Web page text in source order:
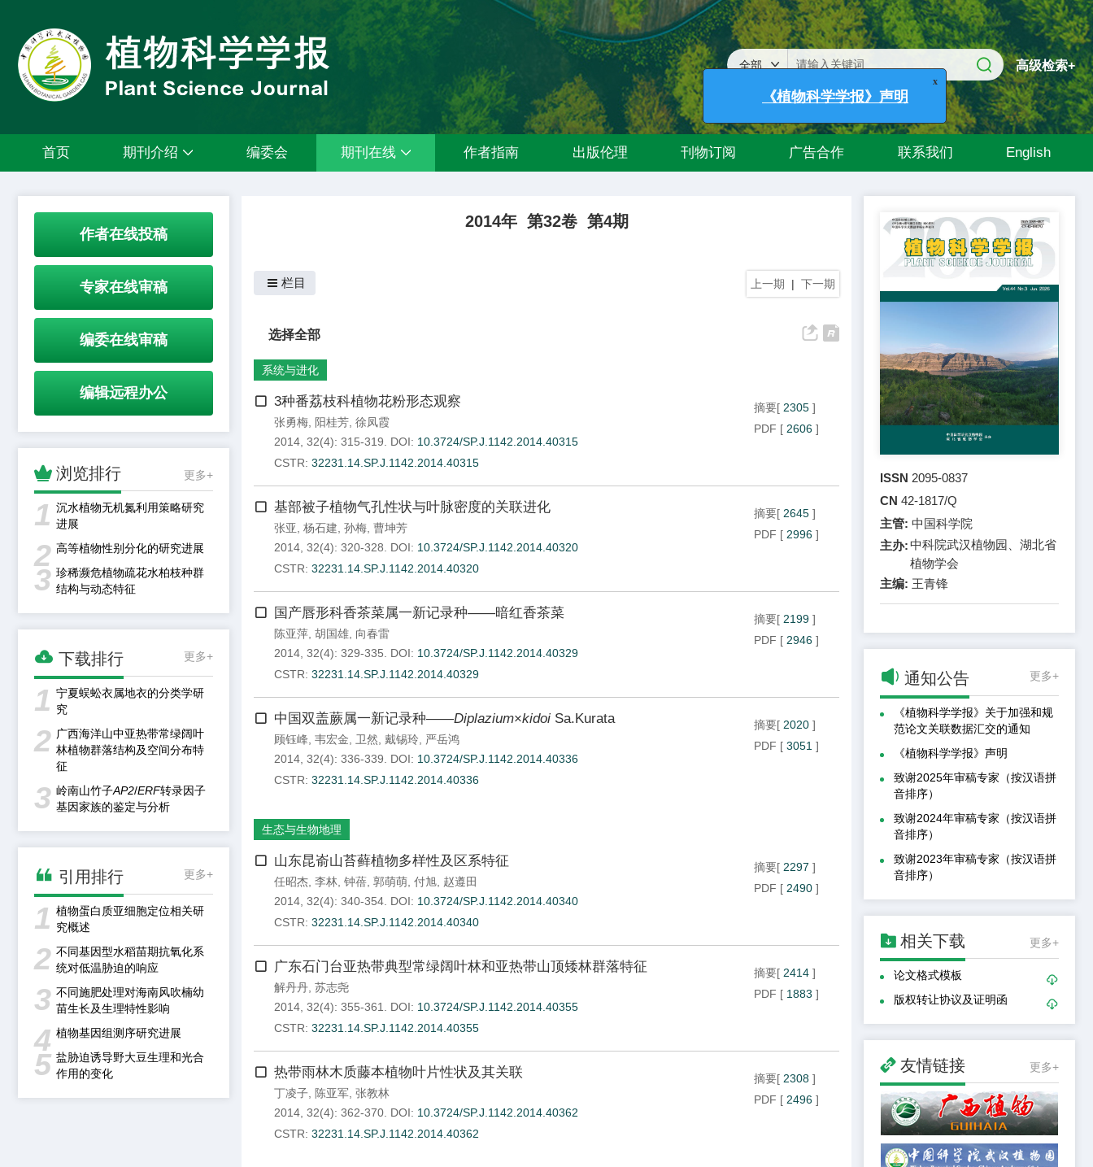
高级检索+
首页 期刊介绍 编委会 期刊在线 作者指南 出版伦理 刊物订阅 广告合作 联系我们 English
作者在线投稿
专家在线审稿
编委在线审稿
编辑远程办公
 浏览排行 更多+
1 沉水植物无机氮利用策略研究
进展
2 高等植物性别分化的研究进展
3 珍稀濒危植物疏花水柏枝种群
结构与动态特征
 下载排行 更多+
1 宁夏蜈蚣衣属地衣的分类学研
究
2 广西海洋山中亚热带常绿阔叶
林植物群落结构及空间分布特
征
3 岭南山竹子AP2/ERF转录因子
基因家族的鉴定与分析
 引用排行 更多+
1 植物蛋白质亚细胞定位相关研
究概述
2 不同基因型水稻苗期抗氧化系
统对低温胁迫的响应
3 不同施肥处理对海南风吹楠幼
苗生长及生理特性影响
4 植物基因组测序研究进展
5 盐胁迫诱导野大豆生理和光合
作用的变化
2014年 第32卷 第4期
上一期 | 下一期
栏目
选择全部
系统与进化
3种番荔枝科植物花粉形态观察
张勇梅 阳桂芳 徐凤霞
2014, 32(4): 315-319.
DOI: 10.3724/SP.J.1142.2014.40315
CSTR: 32231.14.SP.J.1142.2014.40315
摘要[ 2305 ]
PDF [ 2606 ]
基部被子植物气孔性状与叶脉密度的关联进化
张亚 杨石建 孙梅 曹坤芳
2014, 32(4): 320-328.
DOI: 10.3724/SP.J.1142.2014.40320
CSTR: 32231.14.SP.J.1142.2014.40320
摘要[ 2645 ]
PDF [ 2996 ]
国产唇形科香茶菜属一新记录种——暗红香茶菜
陈亚萍 胡国雄 向春雷
2014, 32(4): 329-335.
DOI: 10.3724/SP.J.1142.2014.40329
CSTR: 32231.14.SP.J.1142.2014.40329
摘要[ 2199 ]
PDF [ 2946 ]
中国双盖蕨属一新记录种——Diplazium×kidoi Sa.Kurata
顾钰峰 韦宏金 卫然 戴锡玲
严岳鸿
2014, 32(4): 336-339.
DOI: 10.3724/SP.J.1142.2014.40336
CSTR: 32231.14.SP.J.1142.2014.40336
摘要[ 2020 ]
PDF [ 3051 ]
生态与生物地理
山东昆嵛山苔藓植物多样性及区系特征
任昭杰 李林 钟蓓 郭萌萌 付旭 赵遵田
2014, 32(4): 340-354. DOI: 10.3724/SP.J.1142.2014.40340
CSTR: 32231.14.SP.J.1142.2014.40340
摘要[ 2297 ]
PDF [ 2490 ]
广东石门台亚热带典型常绿阔叶林和亚热带山顶矮林群落特征
解丹丹 苏志尧
2014, 32(4): 355-361.
DOI: 10.3724/SP.J.1142.2014.40355
CSTR: 32231.14.SP.J.1142.2014.40355
摘要[ 2414 ]
PDF [ 1883 ]
热带雨林木质藤本植物叶片性状及其关联
丁凌子 陈亚军 张教林
2014, 32(4): 362-370. DOI: 10.3724/SP.J.1142.2014.40362
CSTR: 32231.14.SP.J.1142.2014.40362
摘要[ 2308 ]
PDF [ 2496 ]
ISSN 2095-0837
CN 42-1817/Q
主管: 中国科学院
主办:中科院武汉植物园、湖北省
植物学会
主编: 王青锋
 通知公告 更多+
《植物科学学报》关于加强和规
范论文关联数据汇交的通知
《植物科学学报》声明
致谢2025年审稿专家（按汉语拼
音排序）
致谢2024年审稿专家（按汉语拼
音排序）
致谢2023年审稿专家（按汉语拼
音排序）
 相关下载 更多+
论文格式模板

版权转让协议及证明函

 友情链接 更多+
《植物科学学报》声明